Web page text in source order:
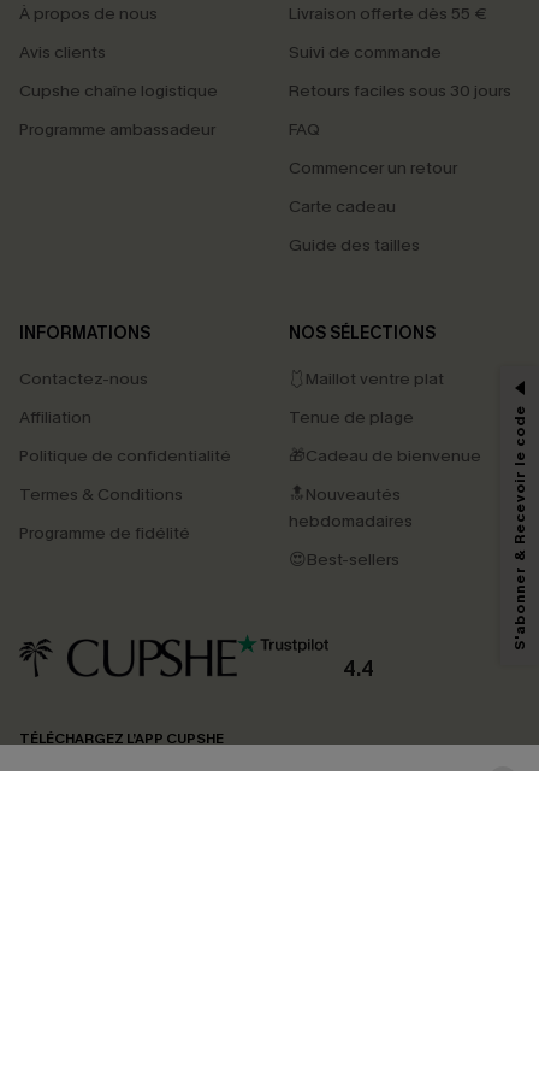
À propos de nous
Avis clients
Cupshe chaîne logistique
Programme ambassadeur
Livraison offerte dès 55 €
Suivi de commande
Retours faciles sous 30 jours
FAQ
Commencer un retour
Carte cadeau
Guide des tailles
INFORMATIONS
Contactez-nous
Affiliation
Politique de confidentialité
Termes & Conditions
Programme de fidélité
NOS SÉLECTIONS
🩱Maillot ventre plat
Tenue de plage
🎁Cadeau de bienvenue
🔝Nouveautés
hebdomadaires
😍Best-sellers
4.4
TÉLÉCHARGEZ L’APP CUPSHE
PROFITEZ DE -15%
-15% dès 2 Achetés par E-mail
En soumettant votre adresse e-mail, vous acceptez de recevoir des e-mails
marketing (y compris du contenu généré par l'IA) de Cupshe et
reconnaissez avoir pris connaissance de nos
pouvons utiliser les données collectées sur notre site ainsi que des
produits susceptibles de vous intéresser, conformément à notre
Politique de
confidentialité
. Vous pouvez vous désabonner à tout moment.
S'abonner & Recevoir le code